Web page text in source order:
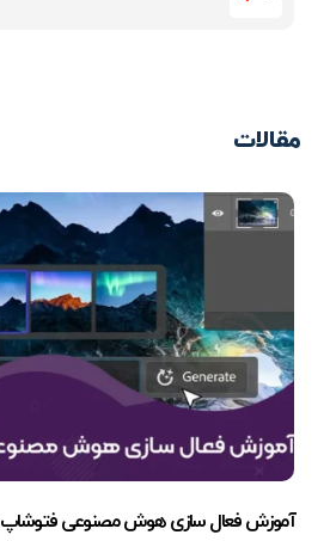
مقالات
آموزش فعال سازی هوش مصنوعی فتوشاپ